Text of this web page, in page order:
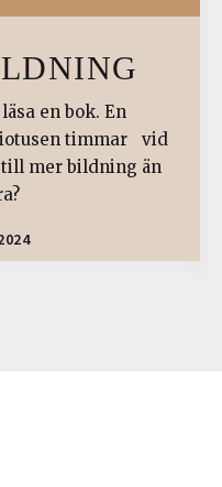
en bok. En
timmar vid
mer bildning än